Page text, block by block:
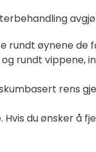
rundt øynene
rundt vippene,
rens
Hvis du ønsker å